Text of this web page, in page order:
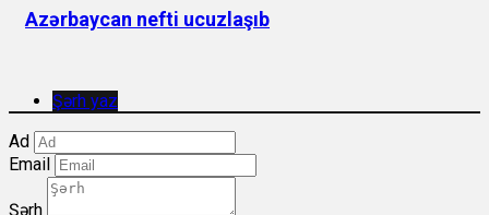
Azərbaycan nefti ucuzlaşıb
Şərh yaz
Ad
Email
Şərh